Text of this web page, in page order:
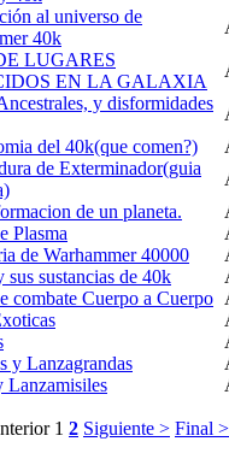
al universo de
40k
LUGARES
EN LA GALAXIA
y disformidades
del 40k(que comen?)
de Exterminador(guia
de un planeta.
Plasma
de Warhammer 40000
sus sustancias de 40k
combate Cuerpo a Cuerpo
y Lanzagrandas
Lanzamisiles
1 2 Siguiente > Final